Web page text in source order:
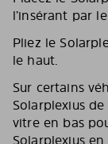
l’insérant par
Pliez le
le haut.
Sur certains
Solarplexius
vitre en bas
Solarplexius